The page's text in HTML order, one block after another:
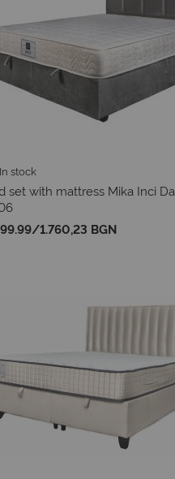
In stock
set with mattress Mika Inci
/1.760,23 BGN